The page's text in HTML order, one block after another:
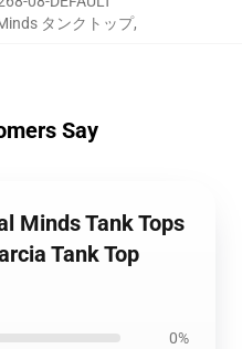
タンクトップ,
Say
Minds Tank Tops
Tank Top
0%